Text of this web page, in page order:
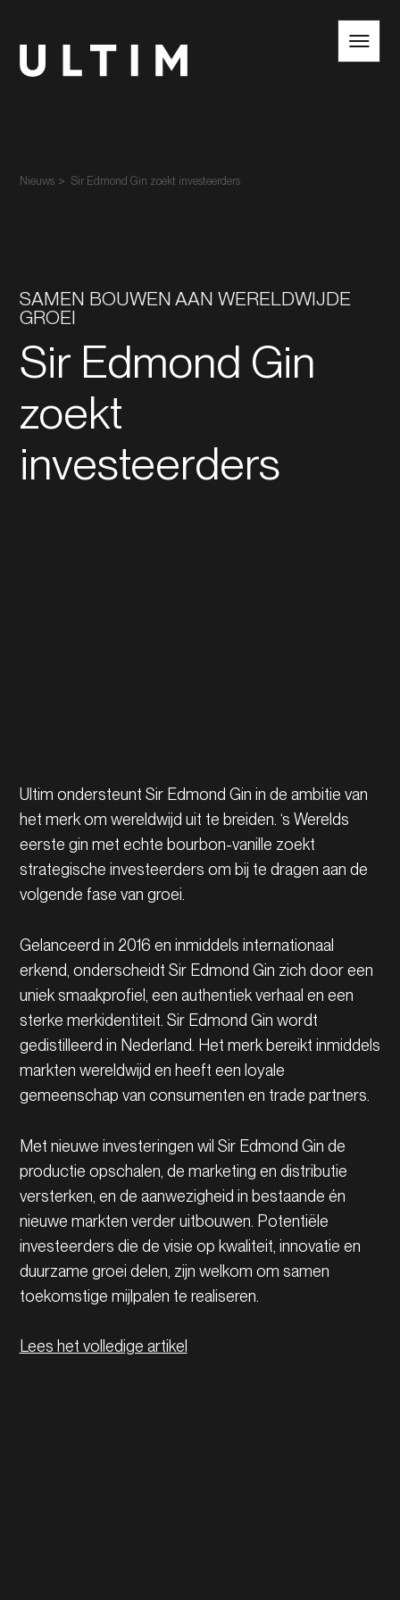
Nieuws Sir Edmond Gin zoekt investeerders
SAMEN BOUWEN AAN WERELDWIJDE
GROEI
Sir Edmond Gin
zoekt
investeerders
Ultim ondersteunt Sir Edmond Gin in de ambitie van
het merk om wereldwijd uit te breiden. ‘s Werelds
eerste gin met echte bourbon-vanille zoekt
strategische investeerders om bij te dragen aan de
volgende fase van groei.
Gelanceerd in 2016 en inmiddels internationaal
erkend, onderscheidt Sir Edmond Gin zich door een
uniek smaakprofiel, een authentiek verhaal en een
sterke merkidentiteit. Sir Edmond Gin wordt
gedistilleerd in Nederland. Het merk bereikt inmiddels
markten wereldwijd en heeft een loyale
gemeenschap van consumenten en trade partners.
Met nieuwe investeringen wil Sir Edmond Gin de
productie opschalen, de marketing en distributie
versterken, en de aanwezigheid in bestaande én
nieuwe markten verder uitbouwen. Potentiële
investeerders die de visie op kwaliteit, innovatie en
duurzame groei delen, zijn welkom om samen
toekomstige mijlpalen te realiseren.
Lees het volledige artikel